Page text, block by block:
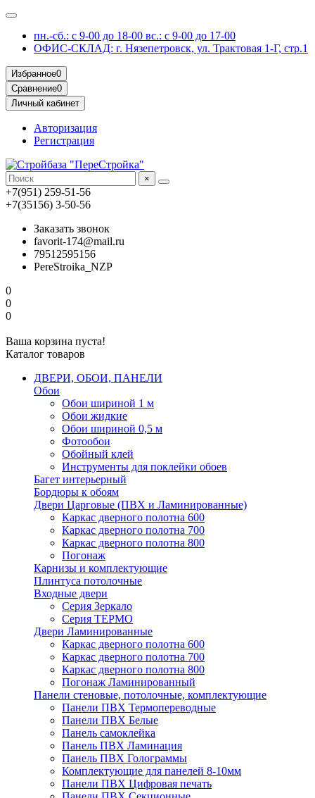
пн.-сб.: с 9-00 до 18-00 вс.: с 9-00 до 17-00
ОФИС-СКЛАД: г. Нязепетровск, ул. Трактовая 1-Г, стр.1
Избранное0
Сравнение0
Личный кабинет
Авторизация
Регистрация
×
+7(951) 259-51-56
+7(35156) 3-50-56
Заказать звонок
favorit-174@mail.ru
79512595156
PereStroika_NZP
0
0
0
Ваша корзина пуста!
Каталог товаров
ДВЕРИ, ОБОИ, ПАНЕЛИ
Обои
Обои шириной 1 м
Обои жидкие
Обои шириной 0,5 м
Фотообои
Обойный клей
Инструменты для поклейки обоев
Багет интерьерный
Бордюры к обоям
Двери Царговые (ПВХ и Ламинированные)
Каркас дверного полотна 600
Каркас дверного полотна 700
Каркас дверного полотна 800
Погонаж
Карнизы и комплектующие
Плинтуса потолочные
Входные двери
Серия Зеркало
Серия ТЕРМО
Двери Ламинированные
Каркас дверного полотна 600
Каркас дверного полотна 700
Каркас дверного полотна 800
Погонаж Ламинированный
Панели стеновые, потолочные, комплектующие
Панели ПВХ Термопереводные
Панели ПВХ Белые
Панель самоклейка
Панель ПВХ Ламинация
Панель ПВХ Голограммы
Комплектующие для панелей 8-10мм
Панели ПВХ Цифровая печать